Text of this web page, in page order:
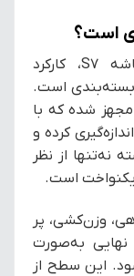
یکی از بزرگ‌ترین مزایای دستگاه ساشه S7، کارکرد
بسته‌بندی است.
شده که با
کرده و
نه‌تنها از نظر
یکنواخت است.
وزن‌کشی، پر
به‌صورت
این سطح از